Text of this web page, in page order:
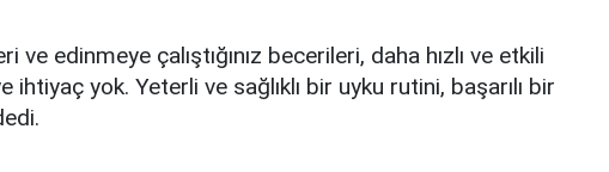
edinmeye çalıştığınız becerileri, daha hızlı ve etkili
yok. Yeterli ve sağlıklı bir uyku rutini, başarılı bir